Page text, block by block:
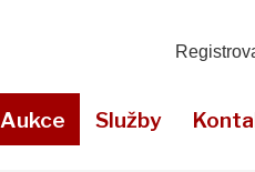
Aukce Služby